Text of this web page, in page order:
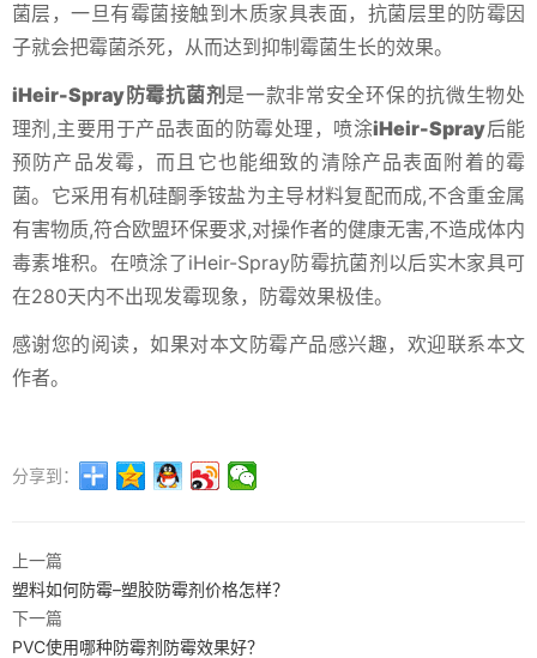
菌层，一旦有霉菌接触到木质家具表面，抗菌层里的防霉因
子就会把霉菌杀死，从而达到抑制霉菌生长的效果。
iHeir-Spray防霉抗菌剂 是一款非常安全环保的抗微生物处
理剂,主要用于产品表面的防霉处理，喷涂iHeir-Spray后能
预防产品发霉，而且它也能细致的清除产品表面附着的霉
菌。它采用有机硅酮季铵盐为主导材料复配而成,不含重金属
有害物质,符合欧盟环保要求,对操作者的健康无害,不造成体内
毒素堆积。在喷涂了iHeir-Spray防霉抗菌剂以后实木家具可
在280天内不出现发霉现象，防霉效果极佳。
感谢您的阅读，如果对本文防霉产品感兴趣，欢迎联系本文
作者。
分享到：
上一篇
塑料如何防霉–塑胶防霉剂价格怎样？
下一篇
PVC使用哪种防霉剂防霉效果好？